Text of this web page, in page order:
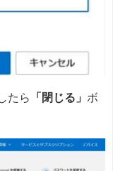
たら 「閉じる」 ボ